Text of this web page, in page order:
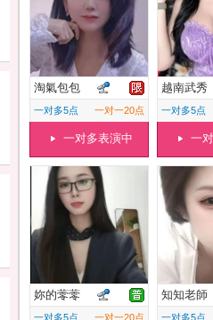
淘氣包包
一对多5点 一对一20点
一对多表演中
越南武秀
一对多5点
一
妳的蕶蕶
一对多5点 一对一20点
知知老師
一对多5点